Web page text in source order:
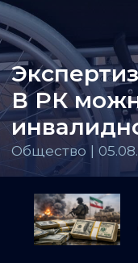
В РК
Общество |